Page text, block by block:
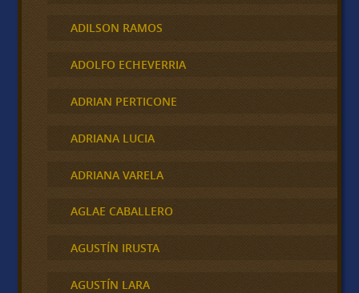
ADILSON RAMOS
ADOLFO ECHEVERRIA
ADRIAN PERTICONE
ADRIANA LUCIA
ADRIANA VARELA
AGLAE CABALLERO
AGUSTÍN IRUSTA
AGUSTÍN LARA